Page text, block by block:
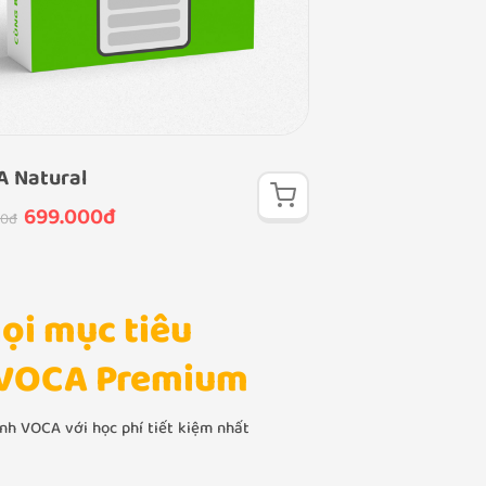
Natural
699.000đ
mục tiêu
Premium
VOCA với học phí tiết kiệm nhất